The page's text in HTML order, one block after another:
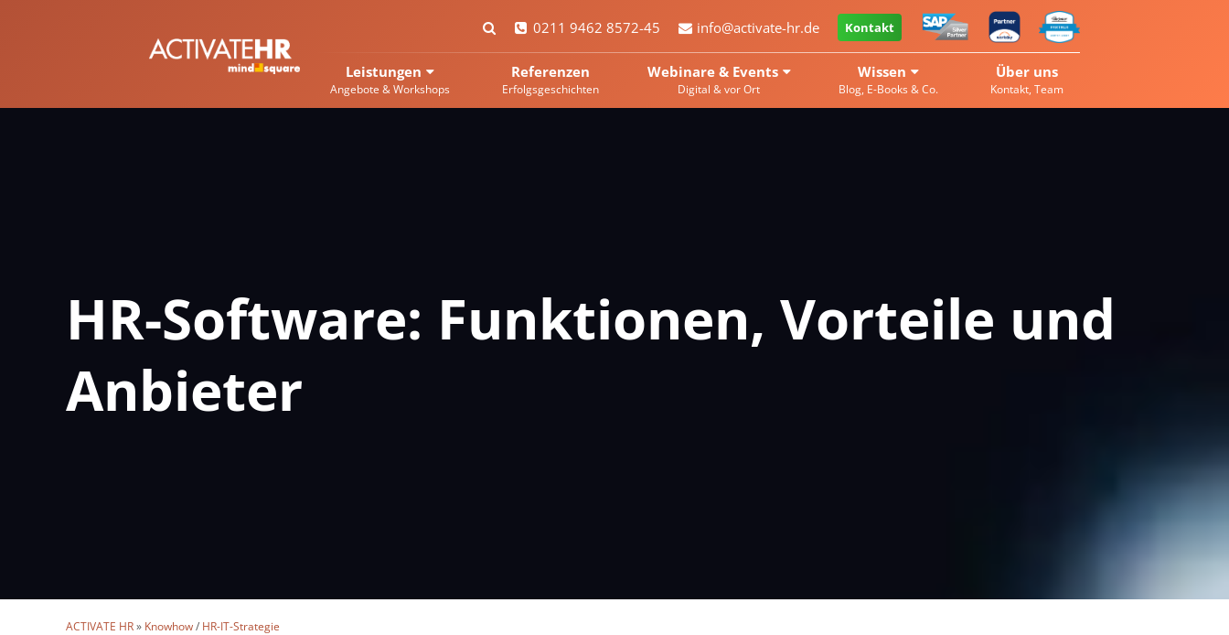
0211 9462 8572-45 info@activate-hr.de Kontakt
Leistungen
Angebote & Workshops
Referenzen
Erfolgsgeschichten
Webinare & Events
Digital & vor Ort
Wissen
Blog, E-Books & Co.
Über uns
Kontakt, Team
HR-Software: Funktionen, Vorteile und
Anbieter
ACTIVATE HR» Knowhow/ HR-IT-Strategie